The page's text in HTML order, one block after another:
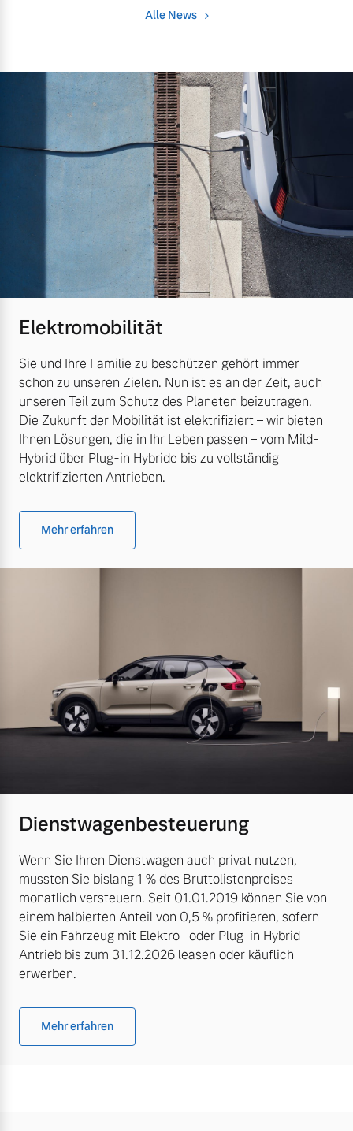
Alle News
Elektromobilität
Sie und Ihre Familie zu beschützen gehört immer
schon zu unseren Zielen. Nun ist es an der Zeit, auch
unseren Teil zum Schutz des Planeten beizutragen.
Die Zukunft der Mobilität ist elektrifiziert – wir bieten
Ihnen Lösungen, die in Ihr Leben passen – vom Mild-
Hybrid über Plug-in Hybride bis zu vollständig
elektrifizierten Antrieben.
Mehr erfahren
Dienstwagenbesteuerung
Wenn Sie Ihren Dienstwagen auch privat nutzen,
mussten Sie bislang 1 % des Bruttolistenpreises
monatlich versteuern. Seit 01.01.2019 können Sie von
einem halbierten Anteil von 0,5 % profitieren, sofern
Sie ein Fahrzeug mit Elektro- oder Plug-in Hybrid-
Antrieb bis zum 31.12.2026 leasen oder käuflich
erwerben.
Mehr erfahren